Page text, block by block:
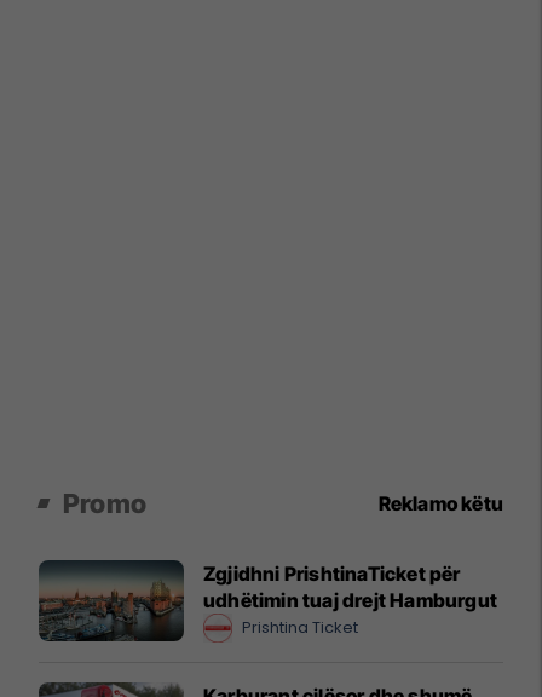
Promo Reklamo këtu
Zgjidhni PrishtinaTicket për
udhëtimin tuaj drejt Hamburgut
Prishtina Ticket